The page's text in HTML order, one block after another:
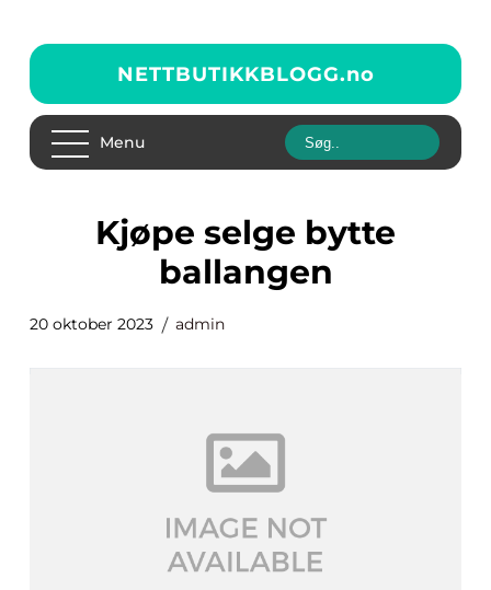
NETTBUTIKKBLOGG.no
Menu
kjøpe selge bytte
ballangen
20 oktober 2023 admin